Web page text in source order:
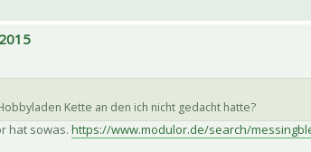
Kette an den ich nicht gedacht hatte?
hat sowas. https://www.modulor.de/search/